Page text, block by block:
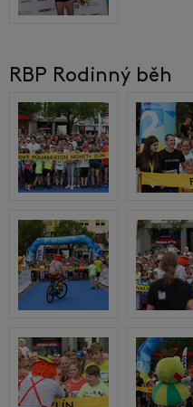
RBP Rodinný běh